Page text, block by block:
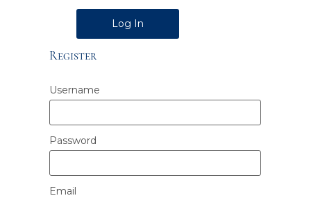
Alternative:
Register
Username
Password
Email